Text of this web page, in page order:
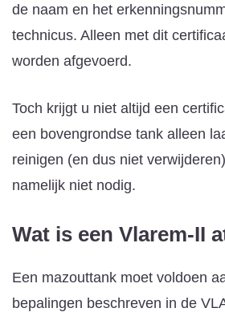
de naam en het
technicus. Alleen met dit
worden afgevoerd.
Toch krijgt u niet altijd een
een bovengrondse tank alleen
reinigen (en dus niet
namelijk niet nodig.
Wat is een Vlarem-II
Een mazouttank moet voldoen
bepalingen beschreven in de